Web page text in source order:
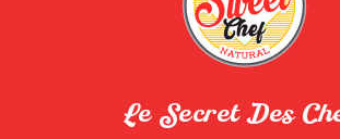
Le Secret Des